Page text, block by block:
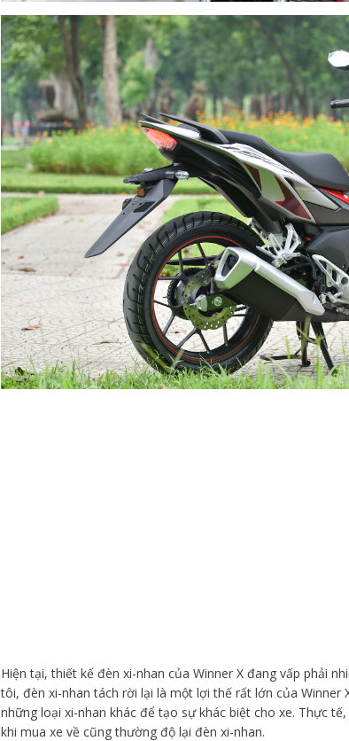
Hiện tại, thiết kế đèn xi-nhan của Winner X đang vấp phải
tôi, đèn xi-nhan tách rời lại là một lợi thế rất lớn của Winner
những loại xi-nhan khác để tạo sự khác biệt cho xe. Thực
khi mua xe về cũng thường độ lại đèn xi-nhan.